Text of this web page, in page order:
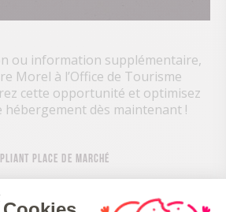
ou information supplémentaire,
Morel à l’Office de Tourisme
cette opportunité et optimisez
hébergement dès maintenant !
place de marché